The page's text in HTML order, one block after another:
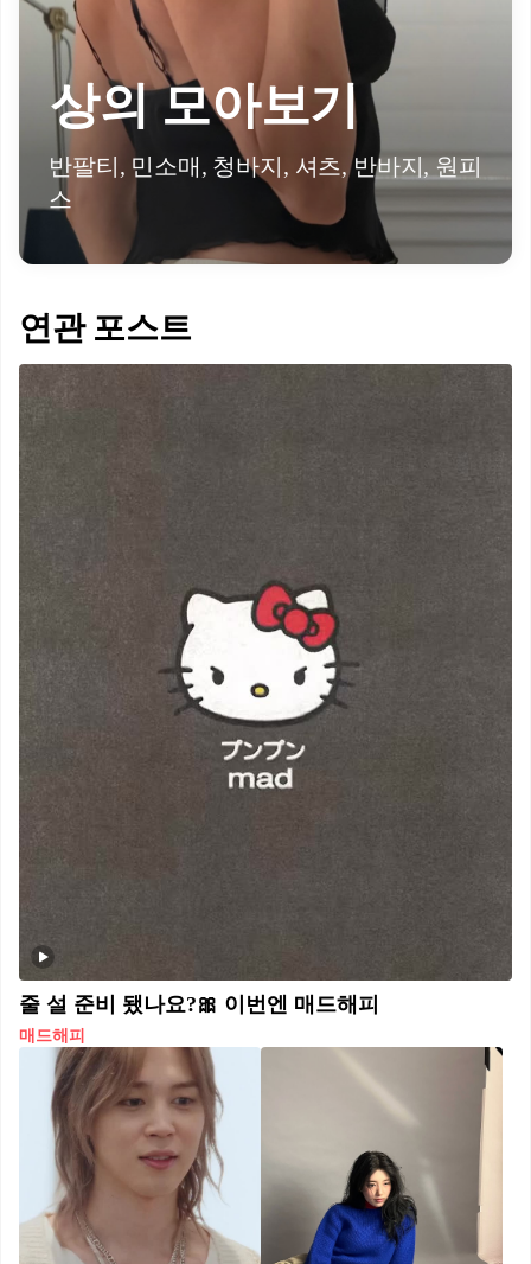
상의 모아보기
반팔티, 민소매, 청바지, 셔츠, 반바지, 원피
스
연관 포스트
줄 설 준비 됐나요?🎀 이번엔 매드해피
매드해피